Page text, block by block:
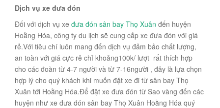
Dịch vụ xe đưa đón
Đối với dịch vụ xe đưa đón sân bay Thọ Xuân đến huyện
Hoằng Hóa, công ty du lịch sẽ cung cấp xe đưa đón với giá
rẻ.Với tiêu chí luôn mang đến dịch vụ đảm bảo chất lượng,
an toàn với giá cực rẻ chỉ khoảng100k/ lượt rất thích hợp
cho các đoàn từ 4-7 người và từ 7-16người , đây là lựa chọn
hợp lý cho quý khách khi muốn đặt xe đi từ sân bay Thọ
Xuân tới Hoằng Hóa.Để đặt xe đưa đón từ Sao vàng đến các
huyện như xe đưa đón sân bay Thọ Xuân Hoằng Hóa quý